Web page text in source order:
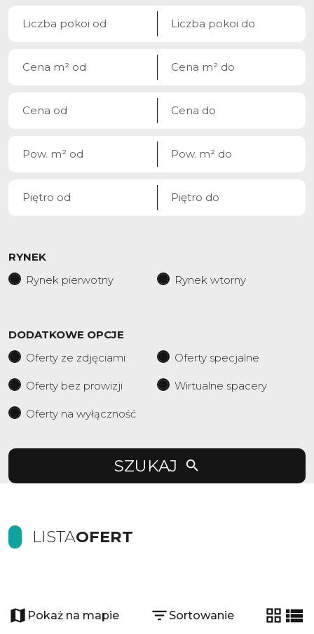
RYNEK
Rynek pierwotny
Rynek wtorny
DODATKOWE OPCJE
Oferty ze zdjęciami
Oferty specjalne
Oferty bez prowizji Wirtualne spacery
Oferty na wyłączność
SZUKAJ
LISTAOFERT
Pokaż na mapie Sortowanie
tabela